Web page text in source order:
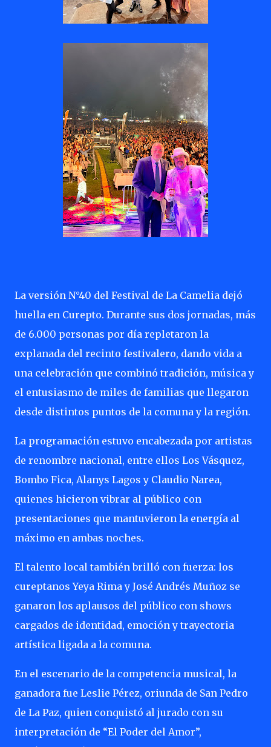
La versión N°40 del Festival de La Camelia dejó
huella en Curepto. Durante sus dos jornadas, más
de 6.000 personas por día repletaron la
explanada del recinto festivalero, dando vida a
una celebración que combinó tradición, música y
el entusiasmo de miles de familias que llegaron
desde distintos puntos de la comuna y la región.
La programación estuvo encabezada por artistas
de renombre nacional, entre ellos Los Vásquez,
Bombo Fica, Alanys Lagos y Claudio Narea,
quienes hicieron vibrar al público con
presentaciones que mantuvieron la energía al
máximo en ambas noches.
El talento local también brilló con fuerza: los
cureptanos Yeya Rima y José Andrés Muñoz se
ganaron los aplausos del público con shows
cargados de identidad, emoción y trayectoria
artística ligada a la comuna.
En el escenario de la competencia musical, la
ganadora fue Leslie Pérez, oriunda de San Pedro
de La Paz, quien conquistó al jurado con su
interpretación de “El Poder del Amor”,